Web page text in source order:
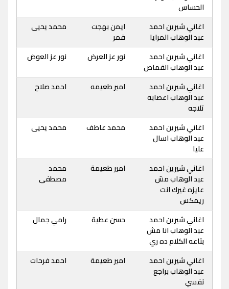
الحساس
اغاني شيرين احمد
عبد الوهاب المرايا
ايمن بهجت
قمر
محمد يحيى
اغاني شيرين احمد
عبد الوهاب القماص
نور عز العرض نور عز العوض
اغاني شيرين احمد
عبد الوهاب اعصابه
تلاجه
امير طعيمه احمد صلاح
اغاني شيرين احمد
عبد الوهاب اسال
عليا
محمد عاطف محمد يحيى
اغاني شيرين احمد
عبد الوهاب مش
عايزه غيرك انت
ريمكس
امير طعيمة
محمد
مصطفى
اغاني شيرين احمد
عبد الوهاب انا مش
بتاعه الكلام ده ري
حسن عطية رامي جمال
اغاني شيرين احمد
عبد الوهاب براجع
نفسي
امير طعيمة احمد فرحات